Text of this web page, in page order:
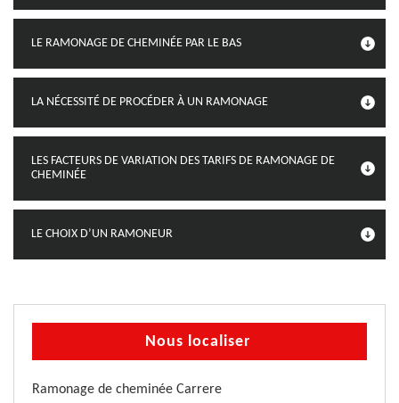
LE RAMONAGE DE CHEMINÉE PAR LE BAS
LA NÉCESSITÉ DE PROCÉDER À UN RAMONAGE
LES FACTEURS DE VARIATION DES TARIFS DE RAMONAGE DE
CHEMINÉE
LE CHOIX D’UN RAMONEUR
Nous localiser
Ramonage de cheminée Carrere